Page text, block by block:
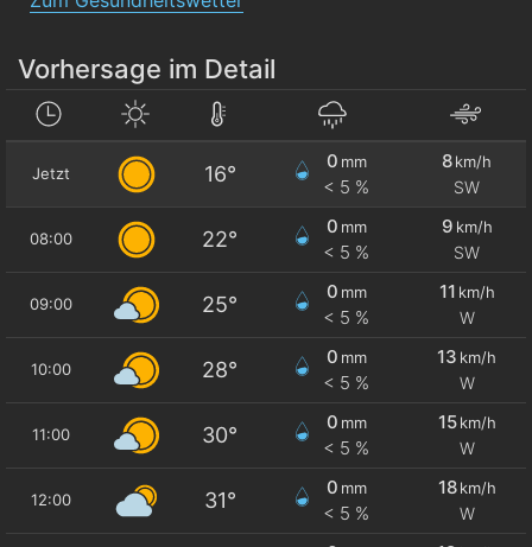
Vorhersage im Detail
Jetzt 16°
0 mm
< 5 %
8km/h
SW
08:00 22°
0 mm
< 5 %
9 km/h
SW
09:00 25°
0 mm
< 5 %
11 km/h
W
10:00 28°
0 mm
< 5 %
13 km/h
W
11:00 30°
0 mm
< 5 %
15 km/h
W
12:00 31°
0 mm
< 5 %
18 km/h
W